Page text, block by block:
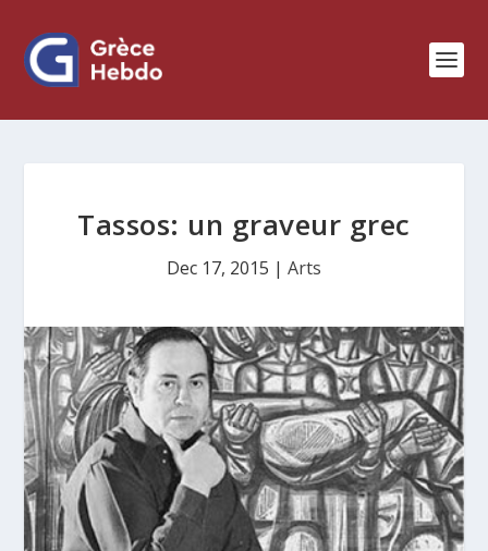
Tassos: un graveur grec
Dec 17, 2015 | Arts